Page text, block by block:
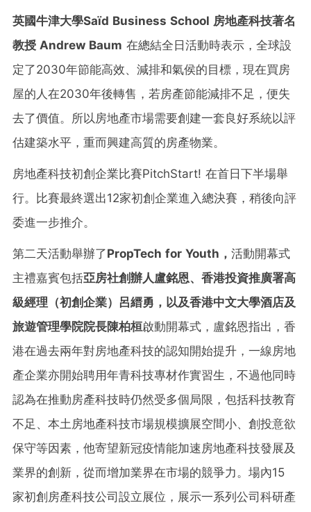
英國牛津大學Saïd Business School 房地產科技著名
教授 Andrew Baum 在總結全日活動時表示，全球設
定了2030年節能高效、減排和氣侯的目標，現在買房
屋的人在2030年後轉售，若房產節能減排不足，便失
去了價值。所以房地產市場需要創建一套良好系統以評
估建築水平，重而興建高質的房產物業。
房地產科技初創企業比賽PitchStart! 在首日下半場舉
行。比賽最終選出12家初創企業進入總決賽，稍後向評
委進一步推介。
第二天活動舉辦了PropTech for Youth ， 活動開幕式
主禮嘉賓包括亞房社創辦人盧銘恩、香港投資推廣署高
級經理 （初創企業） 呂縉勇，以及香港中文大學酒店及
旅遊管理學院院長陳柏桓啟動開幕式，盧銘恩指出，香
港在過去兩年對房地產科技的認知開始提升，一線房地
產企業亦開始聘用年青科技專材作實習生，不過他同時
認為在推動房產科技時仍然受多個局限，包括科技教育
不足、本土房地產科技市場規模擴展空間小、創投意欲
保守等因素，他寄望新冠疫情能加速房地產科技發展及
業界的創新，從而增加業界在市場的競爭力。場內15
家初創房產科技公司設立展位，展示一系列公司科研產